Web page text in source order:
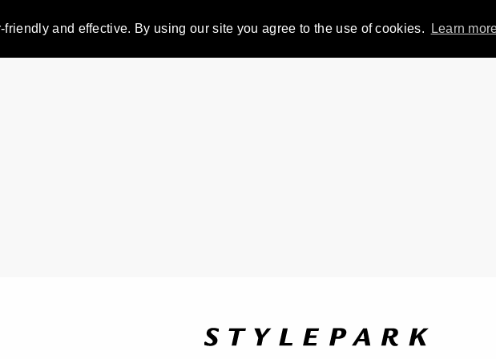
and effective. By using our site you agree to the use of cookies. Learn